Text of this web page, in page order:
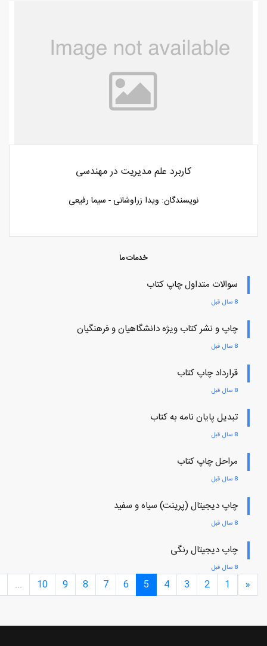
کاربرد علم مدیریت در مهندسی
نویسندگان: ویدا زراوشانی - سیما رفیعی
خدمات ما
سوالات متداول چاپ کتاب
8 سال قبل
چاپ و نشر کتاب ویژه دانشگاهیان و فرهنگیان
8 سال قبل
قرارداد چاپ کتاب
8 سال قبل
تبدیل پایان نامه به کتاب
8 سال قبل
مراحل چاپ کتاب
8 سال قبل
چاپ دیجیتال (پرینت) سیاه و سفید
8 سال قبل
چاپ دیجیتال رنگی
8 سال قبل
«
1
2
3
4
5
6
7
8
9
10
...